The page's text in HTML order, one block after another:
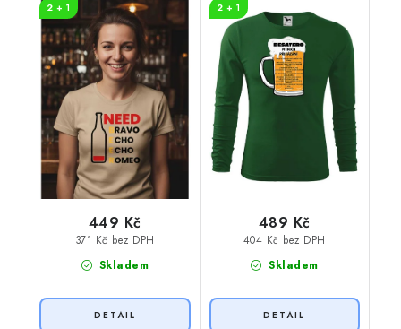
2 + 1
Skladem
371 Kč bez DPH
449 Kč
2 + 1
Skladem
404 Kč bez DPH
489 Kč